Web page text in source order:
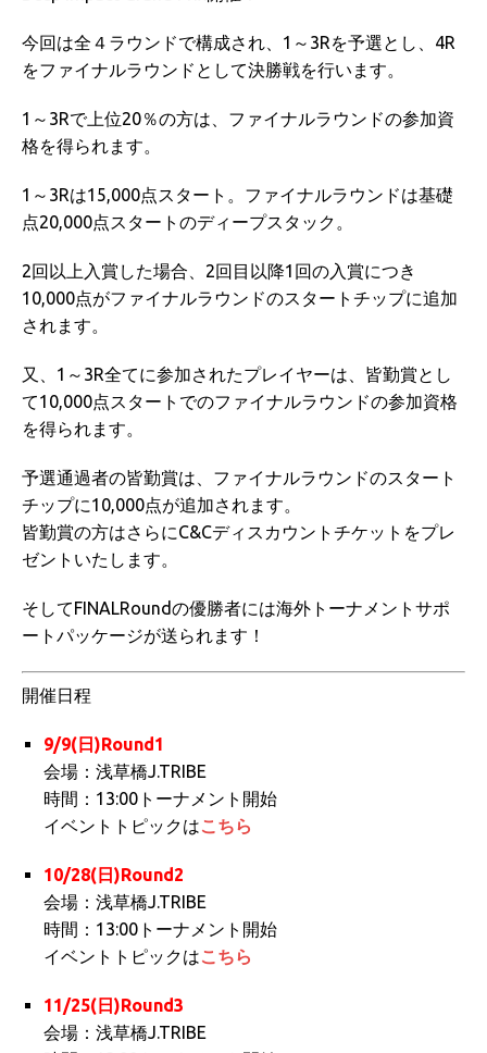
今回は全４ラウンドで構成され、1～3Rを予選とし、4R
をファイナルラウンドとして決勝戦を行います。
1～3Rで上位20％の方は、ファイナルラウンドの参加資
格を得られます。
1～3Rは15,000点スタート。ファイナルラウンドは基礎
点20,000点スタートのディープスタック。
2回以上入賞した場合、2回目以降1回の入賞につき
10,000点がファイナルラウンドのスタートチップに追加
されます。
又、1～3R全てに参加されたプレイヤーは、皆勤賞とし
て10,000点スタートでのファイナルラウンドの参加資格
を得られます。
予選通過者の皆勤賞は、ファイナルラウンドのスタート
チップに10,000点が追加されます。
皆勤賞の方はさらにC&Cディスカウントチケットをプレ
ゼントいたします。
そしてFINALRoundの優勝者には海外トーナメントサポ
ートパッケージが送られます！
開催日程
9/9(日)Round1
会場：浅草橋J.TRIBE
時間：13:00トーナメント開始
イベントトピックはこちら
10/28(日)Round2
会場：浅草橋J.TRIBE
時間：13:00トーナメント開始
イベントトピックはこちら
11/25(日)Round3
会場：浅草橋J.TRIBE